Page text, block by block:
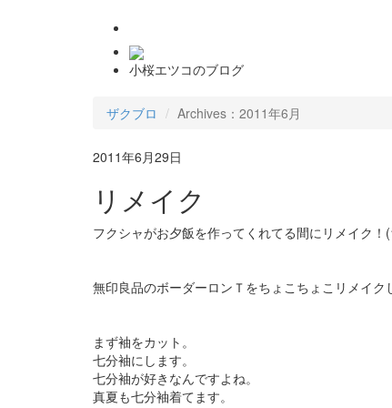
小桜エツコのブログ
ザクブロ Archives：2011年6月
2011年6月29日
リメイク
フクシャがお夕飯を作ってくれてる間にリメイク
無印良品のボーダーロンＴをちょこちょこリメイク
まず袖をカット。
七分袖にします。
七分袖が好きなんですよね。
真夏も七分袖着てます。